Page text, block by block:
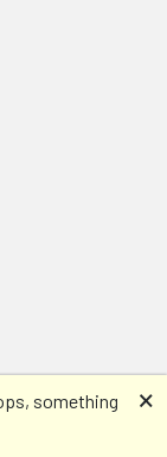
something
🗙